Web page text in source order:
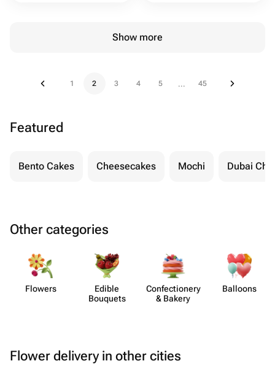
Show more
1 2 3 4 5 ... 45
Featured
Bento Cakes Cheesecakes Mochi Dubai
Other categories
Flowers
Edible
Bouquets
Confect​ionery
& Bakery
Balloons
Flower delivery in other cities